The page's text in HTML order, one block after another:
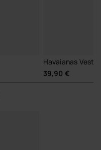
Havaianas
39,90 €